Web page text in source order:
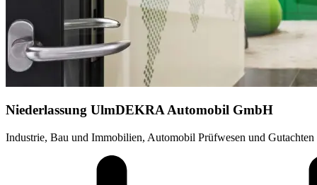
Niederlassung UlmDEKRA Automobil GmbH
Industrie, Bau und Immobilien, Automobil Prüfwesen und Gutachten